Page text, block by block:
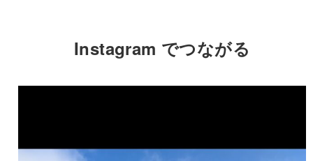
Instagram でつながる